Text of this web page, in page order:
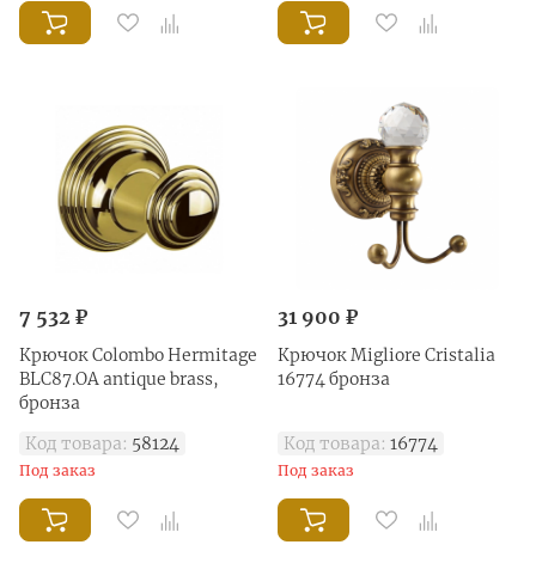
7 532 ₽
Крючок Colombo Hermitage
BLC87.OA antique brass,
бронза
Код товара: 58124
Под заказ
31 900 ₽
Крючок Migliore Cristalia
16774 бронза
Код товара: 16774
Под заказ